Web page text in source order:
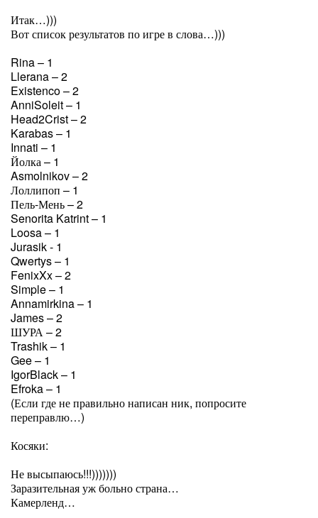
Итак…)))
Вот список результатов по игре в слова…)))
Rina – 1
Llerana – 2
Existenco – 2
AnniSoleit – 1
Head2Crist – 2
Karabas – 1
Innati – 1
Йолка – 1
Asmolnikov – 2
Лоллипоп – 1
Пель-Мень – 2
Senorita Katrint – 1
Loosa – 1
Jurasik - 1
Qwertys – 1
FenixXx – 2
Simple – 1
Annamirkina – 1
James – 2
ШУРА – 2
Trashik – 1
Gee – 1
IgorBlack – 1
Efroka – 1
(Если где не правильно написан ник, попросите
переправлю…)
Косяки:
Не высыпаюсь!!!)))))))
Заразительная уж больно страна…
Камерленд…